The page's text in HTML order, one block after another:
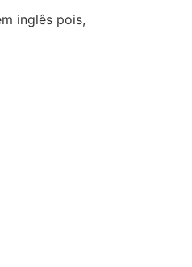
inglês pois,